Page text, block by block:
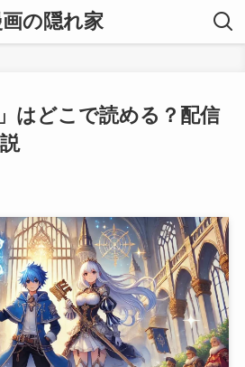
の隠れ家
はどこで読める？配信